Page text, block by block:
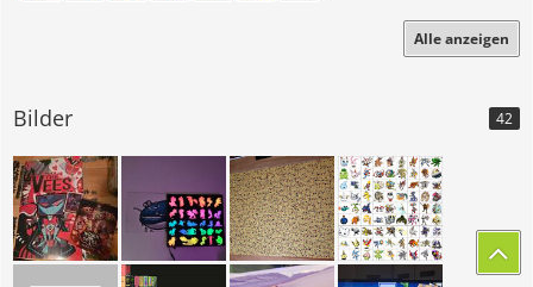
Alle anzeigen
Bilder 42